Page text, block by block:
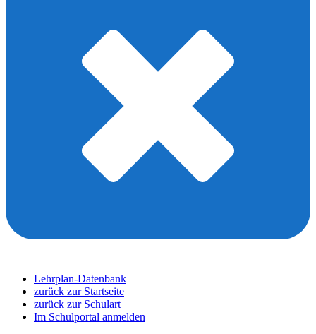
Lehrplan-Datenbank
zurück zur Startseite
zurück zur Schulart
Im Schulportal anmelden